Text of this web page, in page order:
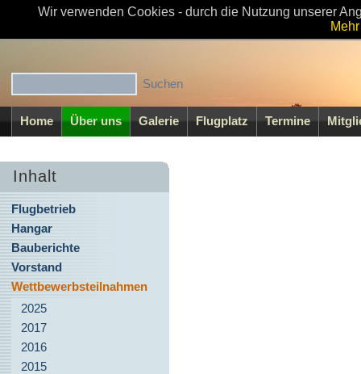
Willkommen beim MFC-Walsrode
Home Über uns Galerie Flugplatz Termine
Inhalt
Flugbetrieb
Hangar
Bauberichte
Vorstand
Wettbewerbsteilnahmen
2025
2017
2016
2015
Wir verwenden Cookies - durch die Nutzung unserer